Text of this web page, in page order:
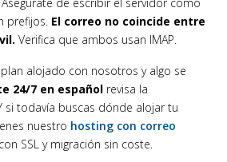
prefijos. El correo no coincide entre
Verifica que ambos usan IMAP.
alojado con nosotros y algo se
24/7 en español revisa la
si todavía buscas dónde alojar tu
nuestro hosting con correo
SSL y migración sin coste.